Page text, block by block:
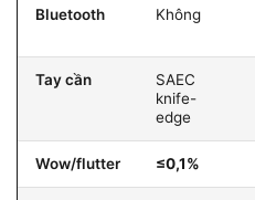
Bluetooth Không
Tay cần
SAEC
knife-
edge
Wow/flutter ≤0,1%